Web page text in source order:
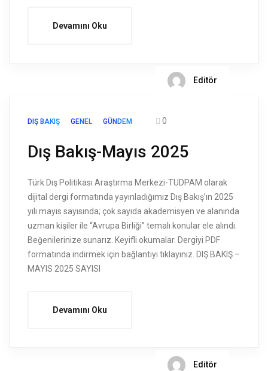
Devamını Oku
Editör
DIŞ BAKIŞ GENEL GÜNDEM 0
Dış Bakış-Mayıs 2025
Türk Dış Politikası Araştırma Merkezi-TUDPAM olarak
dijital dergi formatında yayınladığımız Dış Bakış’ın 2025
yılı mayıs sayısında; çok sayıda akademisyen ve alanında
uzman kişiler ile “Avrupa Birliği” temalı konular ele alındı.
Beğenilerinize sunarız. Keyifli okumalar. Dergiyi PDF
formatında indirmek için bağlantıyı tıklayınız. DIŞ BAKIŞ –
MAYIS 2025 SAYISI
Devamını Oku
Editör